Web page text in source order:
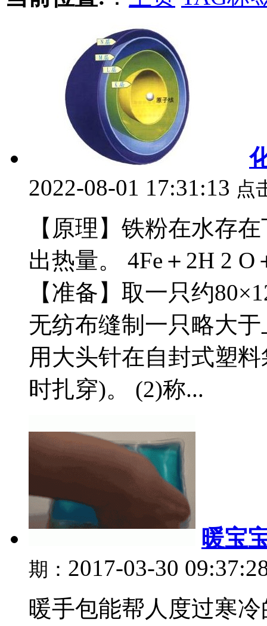
2022-08-01 17:31:13 点
【原理】铁粉在水存
出热量。 4Fe＋2H 2 O
【准备】取一只约
无纺布缝制一只略大
用大头针在自封式塑
时扎穿)。 (2)称...
暖宝
期： 2017-03-30
暖手包能帮人度过寒